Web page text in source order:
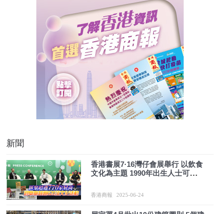
新聞
香港書展7·16灣仔會展舉行 以飲食
文化為主題 1990年出生人士可免費
香港商報 2025-06-24